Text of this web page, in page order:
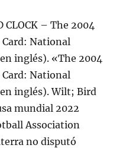
CLOCK – The 2004
Card: National
inglés). «The 2004
Card: National
inglés). Wilt; Bird
mundial 2022
Association
no disputó